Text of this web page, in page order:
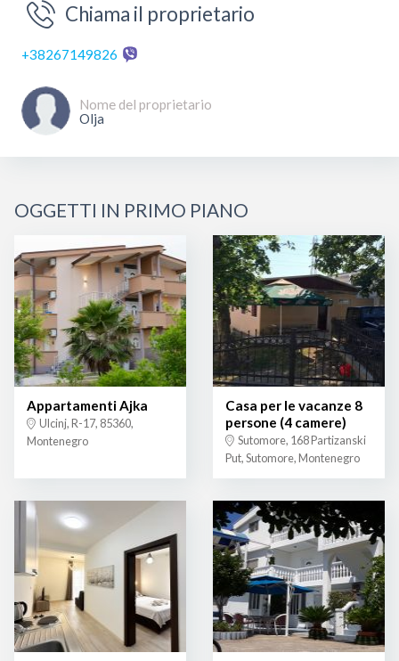
Chiama il proprietario
+38267149826
Nome del proprietario
Olja
OGGETTI IN PRIMO PIANO
Appartamenti Ajka
Ulcinj, R-17, 85360,
Montenegro
Casa per le vacanze 8
persone (4 camere)
Sutomore, 168 Partizanski
Put, Sutomore, Montenegro